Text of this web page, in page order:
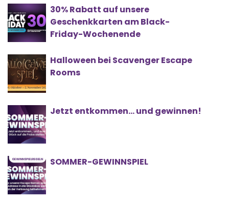
30% Rabatt auf unsere
Geschenkkarten am Black-
Friday-Wochenende
Halloween bei Scavenger Escape
Rooms
Jetzt entkommen… und gewinnen!
SOMMER-GEWINNSPIEL